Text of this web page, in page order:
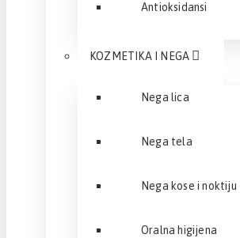
Antioksidansi
KOZMETIKA I NEGA
Nega lica
Nega tela
Nega kose i noktiju
Oralna higijena